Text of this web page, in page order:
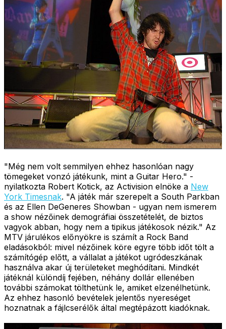
"Még nem volt semmilyen ehhez hasonlóan nagy
tömegeket vonzó játékunk, mint a Guitar Hero." -
nyilatkozta Robert Kotick, az Activision elnöke a New
York Timesnak. "A játék már szerepelt a South Parkban
és az Ellen DeGeneres Showban - ugyan nem ismerem
a show nézőinek demográfiai összetételét, de biztos
vagyok abban, hogy nem a tipikus játékosok nézik." Az
MTV járulékos előnyökre is számít a Rock Band
eladásokból: mivel nézőinek köre egyre több időt tölt a
számítógép előtt, a vállalat a játékot ugródeszkának
használva akar új területeket meghódítani. Mindkét
játéknál különdíj fejében, néhány dollár ellenében
további számokat tölthetünk le, amiket elzenélhetünk.
Az ehhez hasonló bevételek jelentős nyereséget
hoznatnak a fájlcserélők által megtépázott kiadóknak.